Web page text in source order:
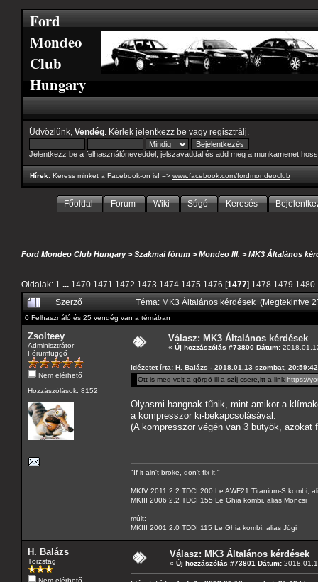
Ford
Mondeo
Club
Hungary
Üdvözlünk, Vendég . Kérlek jelentkezz be vagy regisztrálj
Jelentkezz be a felhasználóneveddel, jelszavaddal és add meg a munkamenet
Hírek: Keress minket a Facebook-on is! => www.facebook.com/fordmondeoclub
Főoldal Forum Wiki Súgó Keresés
Ford Mondeo Club Hungary>Szakmai fórum >Mondeo III. >MK3 Általános
Oldalak: 1 ... 1470 1471 1472 1473 1474 1475 1476 [1477] 1478 1479 1480
Szerző
Téma: MK3 Általános kérdések (Megtekintve
0 Felhasználó és 25 vendég van a témában
Zsolteey
Adminisztrátor
Fórumfüggő
Nem elérhető
Hozzászólások: 8152
Válasz: MK3 Általános kérdések
« Új hozzászólás #73800 Dátum:
Idézetet írta: H. Balázs - 2018.01.13 szombat, 20:59:42
Ott is meg volt a görgö ill a szíj csere,itt a link https://
Olyasmi hangnak tűnik, mint amikor a
a kompresszor ki-bekapcsolásával.
(A kompresszor végén van 3 bütyök,
"If it ain't broke, don't fix it."
MKIV 2011 2.2 TDCI 200 Le AWF21 Titanium-S kombi,
MKIII 2006 2.2 TDCI 155 Le Ghia kombi, alias Moncsi
múlt:
MKIII 2001 2.0 TDDI 115 Le Ghia kombi, alias Jógi
H. Balázs
Törzstag
Nem elérhető
Válasz: MK3 Általános kérdések
« Új hozzászólás #73801 Dátum: